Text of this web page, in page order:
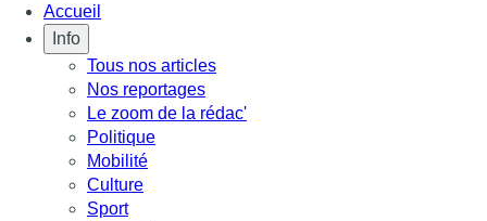
Accueil
Info
Tous nos articles
Nos reportages
Le zoom de la rédac'
Politique
Mobilité
Culture
Sport